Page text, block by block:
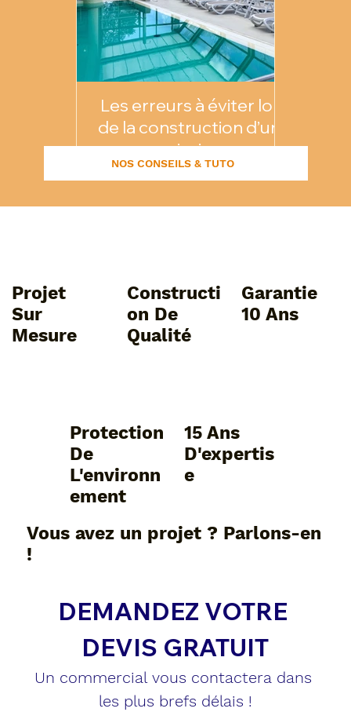
Les erreurs à éviter lors
de la construction d’une
piscine
NOS CONSEILS & TUTO
Projet
Sur
Mesure
Constructi
On De
Qualité
Garantie
10 Ans
Protection
De
L'environn
Ement
15 Ans
D'expertis
E
Vous avez un projet ? Parlons-en
!
DEVIS GRATUIT
Un commercial vous contactera dans
les plus brefs délais !